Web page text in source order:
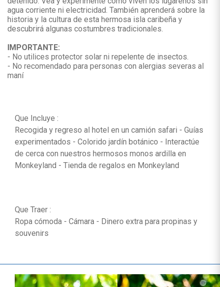
agua corriente ni electricidad. También aprenderá sobre la
historia y la cultura de esta hermosa isla caribeña y
descubrirá algunas costumbres tradicionales.
IMPORTANTE:
- No utilices protector solar ni repelente de insectos.
- No recomendado para personas con alergias severas al
maní
Que Incluye :
Recogida y regreso al hotel en un camión safari - Guías
experimentados - Colorido jardín botánico - Interactúe
de cerca con nuestros hermosos monos ardilla en
Monkeyland - Tienda de regalos en Monkeyland
Que Traer :
Ropa cómoda - Cámara - Dinero extra para propinas y
souvenirs